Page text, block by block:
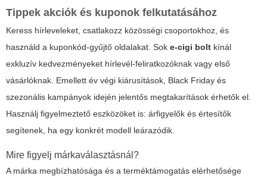
Tippek akciók és kuponok felkutatásához
Keress hírleveleket, csatlakozz közösségi csoportokhoz, és
használd a kuponkód-gyűjtő oldalakat. Sok e-cigi bolt kínál
exkluzív kedvezményeket hírlevél-feliratkozóknak vagy első
vásárlóknak. Emellett év végi kiárusítások, Black Friday és
szezonális kampányok idején jelentős megtakarítások érhetők el.
Használj figyelmeztető eszközöket is: árfigyelők és értesítők
segítenek, ha egy konkrét modell leárazódik.
Mire figyelj márkaválasztásnál?
A márka megbízhatósága és a terméktámogatás elérhetősége